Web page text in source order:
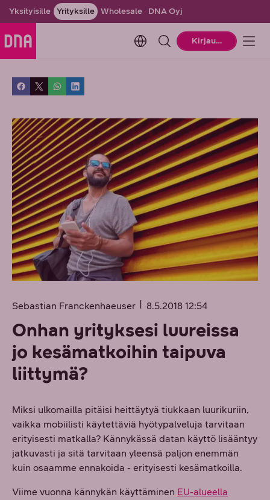
Yksityisille Yrityksille Wholesale DNA Oyj
Change language. Current
Kirjaudu
Sebastian Franckenhaeuser 8.5.2018 12:54
Onhan yrityksesi luureissa
jo kesämatkoihin taipuva
liittymä?
Miksi ulkomailla pitäisi heittäytyä tiukkaan luurikuriin,
vaikka mobiilisti käytettäviä hyötypalveluja tarvitaan
erityisesti matkalla? Kännykässä datan käyttö lisääntyy
jatkuvasti ja sitä tarvitaan yleensä paljon enemmän
kuin osaamme ennakoida - erityisesti kesämatkoilla.
Viime vuonna kännykän käyttäminen EU-alueella